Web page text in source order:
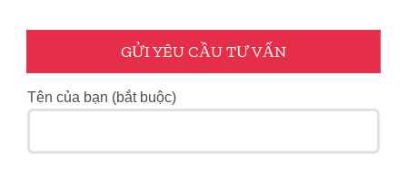
GỬI YÊU CẦU TƯ VẤN
Tên của bạn (bắt buộc)